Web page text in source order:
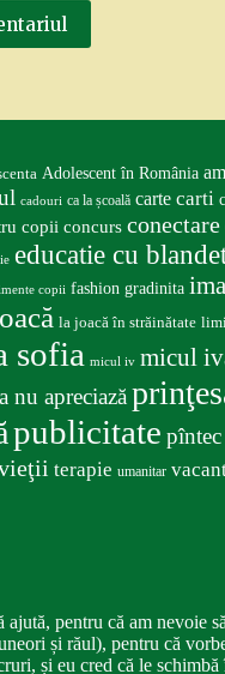
Adolescent în România
cadouri ca la școală carte carti
copii concurs conectare
educatie cu
copii fashion gradinita
la joacă în străinătate
sofia micul iv micul
nu apreciază
publicitate pîntec
terapie umanitar
ajută, pentru că am nevoie
și răul), pentru că
și eu cred că le